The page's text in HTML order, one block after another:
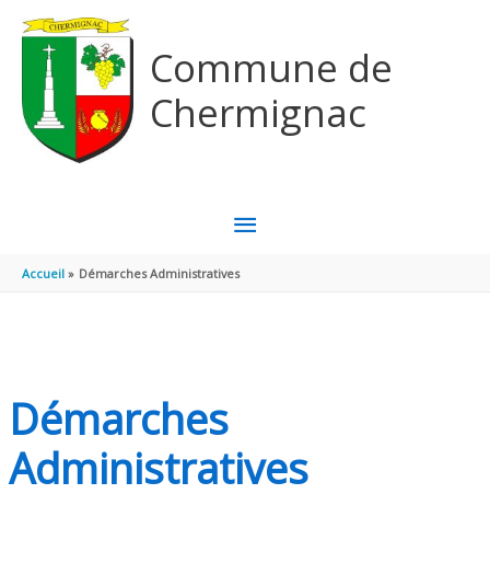
Commune de
Chermignac
MENU
PRINCIPAL
Accueil Démarches Administratives
Démarches
Administratives